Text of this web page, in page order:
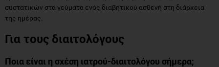
συστατικών στα γεύματα ενός διαβητικού ασθενή στη διάρκεια
της ημέρας.
Για τους διαιτολόγους
Ποια είναι η σχέση ιατρού-διαιτολόγου σήμερα;